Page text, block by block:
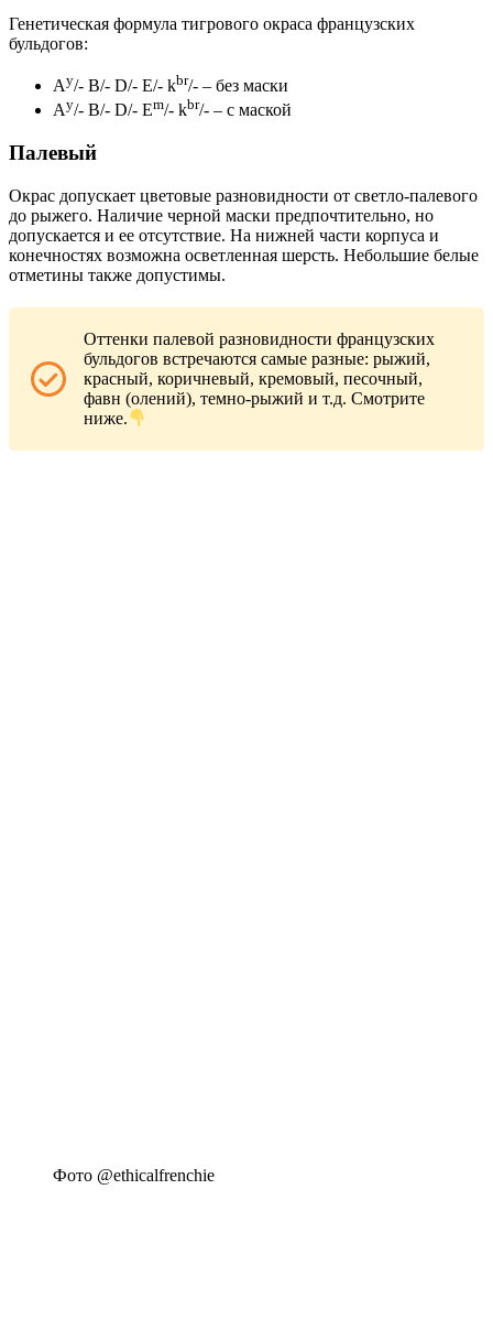
Генетическая формула тигрового окраса французских
бульдогов:
Ay/- В/- D/- E/- kbr/- – без маски
Ay/- В/- D/- Em/- kbr/- – с маской
Палевый
Окрас допускает цветовые разновидности от светло-палевого
до рыжего. Наличие черной маски предпочтительно, но
допускается и ее отсутствие. На нижней части корпуса и
конечностях возможна осветленная шерсть. Небольшие белые
отметины также допустимы.
Оттенки палевой разновидности французских
бульдогов встречаются самые разные: рыжий,
красный, коричневый, кремовый, песочный,
фавн (олений), темно-рыжий и т.д. Смотрите
ниже.
Фото @ethicalfrenchie